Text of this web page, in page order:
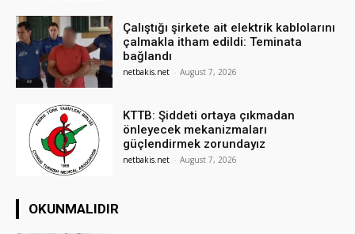
Çalıştığı şirkete ait elektrik kablolarını
çalmakla itham edildi: Teminata
bağlandı
netbakis.net - August 7, 2026
KTTB: Şiddeti ortaya çıkmadan
önleyecek mekanizmaları
güçlendirmek zorundayız
netbakis.net - August 7, 2026
OKUNMALIDIR